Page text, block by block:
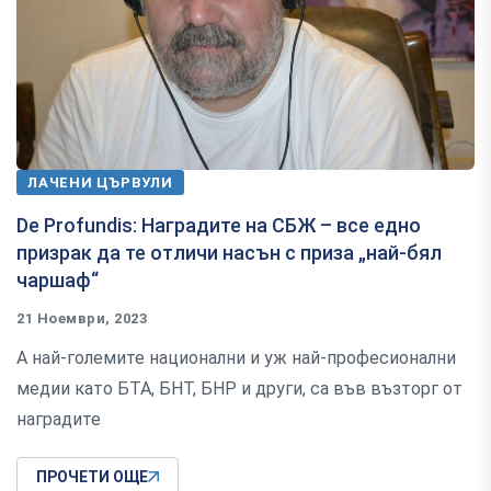
ЛАЧЕНИ ЦЪРВУЛИ
De Profundis: Наградите на СБЖ – все едно
призрак да те отличи насън с приза „най-бял
чаршаф“
21 Ноември, 2023
А най-големите национални и уж най-професионални
медии като БТА, БНТ, БНР и други, са във възторг от
наградите
ПРОЧЕТИ ОЩЕ